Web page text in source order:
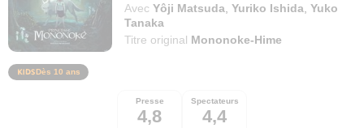
Avec Yôji Matsuda ,Yuriko Ishida ,Yuko
Tanaka
Titre original Mononoke-Hime
Dès 10 ans
Presse
4,8
Spectateurs
4,4